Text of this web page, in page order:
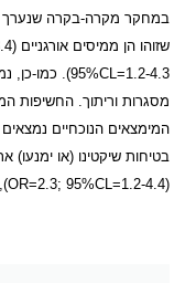
במחקר מקרה-בקרה שנערך
שזוהו הן ממיסים אורגניים (
95%CL=1.2-4.3). כמו-כן,
מסגרות וריתוך. החשיפות
המימצאים הנוכחיים
בטיחות שיקטינו (או
(
OR=2.3; 95%CL=1.2-4.4